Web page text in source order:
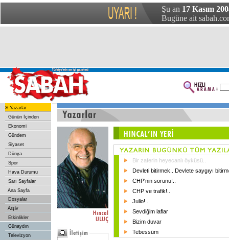
Şu an 17 Kasım
Bugüne ait
» Yazarlar
Günün İçinden
Ekonomi
Gündem
Siyaset
Dünya
Spor
Hava Durumu
Sarı Sayfalar
Ana Sayfa
Dosyalar
Arşiv
Etkinlikler
Günaydın
Televizyon
Bir zaferin heyecanlı öyküsü..
Devleti bitirmek.. Devlete saygıyı
CHP'nin sorunu!..
CHP ve trafik!..
Julio!..
Sevdiğim laflar
Bizim duvar
Tebessüm